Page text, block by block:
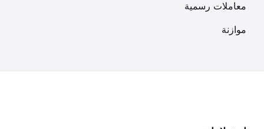
معاملات رسمية
موازنة